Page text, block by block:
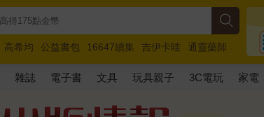
高希均 公益書包 16647續集 吉伊卡哇
通靈藥師
馬斯克 玩具總動員5 超慢跑
雜誌 電子書 文具 玩具親子 3C電玩 家電